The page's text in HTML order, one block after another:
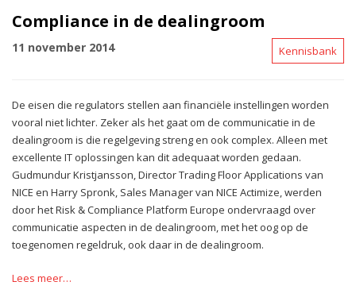
Compliance in de dealingroom
11 november 2014 Kennisbank
De eisen die regulators stellen aan financiële instellingen worden
vooral niet lichter. Zeker als het gaat om de communicatie in de
dealingroom is die regelgeving streng en ook complex. Alleen met
excellente IT oplossingen kan dit adequaat worden gedaan.
Gudmundur Kristjansson, Director Trading Floor Applications van
NICE en Harry Spronk, Sales Manager van NICE Actimize, werden
door het Risk & Compliance Platform Europe ondervraagd over
communicatie aspecten in de dealingroom, met het oog op de
toegenomen regeldruk, ook daar in de dealingroom.
Lees meer…